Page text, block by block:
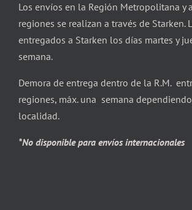
Los envíos en la Región Metropolitana y
regiones se realizan a través de Starken.
entregados a Starken los días martes y
semana.
Demora de entrega dentro de la R.M.
regiones, máx. una semana
localidad.
*No disponible para envíos internacionales